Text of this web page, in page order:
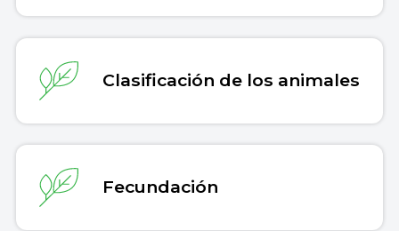
Clasificación de los animales
Fecundación